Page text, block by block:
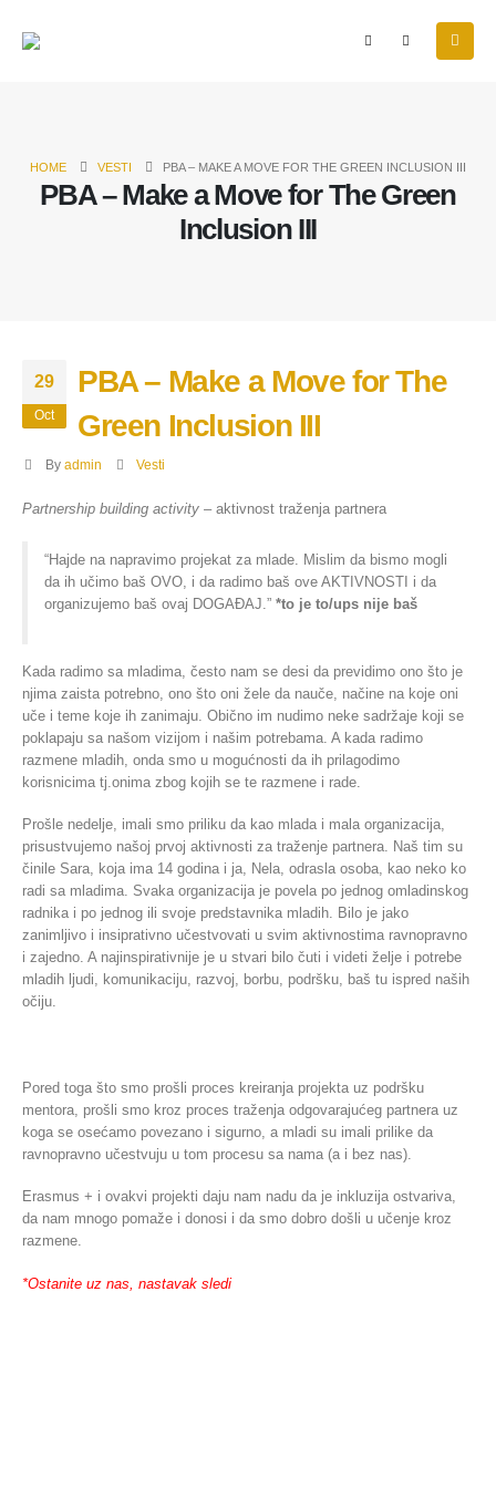
HOME VESTI PBA – MAKE A MOVE FOR THE GREEN INCLUSION III
PBA – Make a Move for The Green
Inclusion III
29
Oct
PBA – Make a Move for The
Green Inclusion III
By admin Vesti
Partnership building activity – aktivnost traženja partnera
“Hajde na napravimo projekat za mlade. Mislim da bismo mogli
da ih učimo baš OVO, i da radimo baš ove AKTIVNOSTI i da
organizujemo baš ovaj DOGAĐAJ.” *to je to/ups nije baš
Kada radimo sa mladima, često nam se desi da previdimo ono što je
njima zaista potrebno, ono što oni žele da nauče, načine na koje oni
uče i teme koje ih zanimaju. Obično im nudimo neke sadržaje koji se
poklapaju sa našom vizijom i našim potrebama. A kada radimo
razmene mladih, onda smo u mogućnosti da ih prilagodimo
korisnicima tj.onima zbog kojih se te razmene i rade.
Prošle nedelje, imali smo priliku da kao mlada i mala organizacija,
prisustvujemo našoj prvoj aktivnosti za traženje partnera. Naš tim su
činile Sara, koja ima 14 godina i ja, Nela, odrasla osoba, kao neko ko
radi sa mladima. Svaka organizacija je povela po jednog omladinskog
radnika i po jednog ili svoje predstavnika mladih. Bilo je jako
zanimljivo i insiprativno učestvovati u svim aktivnostima ravnopravno
i zajedno. A najinspirativnije je u stvari bilo čuti i videti želje i potrebe
mladih ljudi, komunikaciju, razvoj, borbu, podršku, baš tu ispred naših
očiju.
Pored toga što smo prošli proces kreiranja projekta uz podršku
mentora, prošli smo kroz proces traženja odgovarajućeg partnera uz
koga se osećamo povezano i sigurno, a mladi su imali prilike da
ravnopravno učestvuju u tom procesu sa nama (a i bez nas).
Erasmus + i ovakvi projekti daju nam nadu da je inkluzija ostvariva,
da nam mnogo pomaže i donosi i da smo dobro došli u učenje kroz
razmene.
*Ostanite uz nas, nastavak sledi